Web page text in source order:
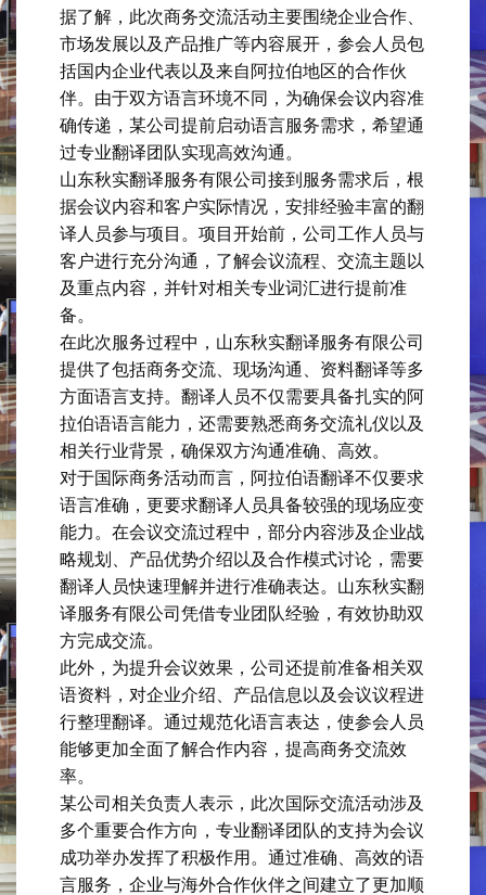
据了解，此次商务交流活动主要围绕企业合作、
市场发展以及产品推广等内容展开，参会人员包
括国内企业代表以及来自阿拉伯地区的合作伙
伴。由于双方语言环境不同，为确保会议内容准
确传递，某公司提前启动语言服务需求，希望通
过专业翻译团队实现高效沟通。
山东秋实翻译服务有限公司接到服务需求后，根
据会议内容和客户实际情况，安排经验丰富的翻
译人员参与项目。项目开始前，公司工作人员与
客户进行充分沟通，了解会议流程、交流主题以
及重点内容，并针对相关专业词汇进行提前准
备。
在此次服务过程中，山东秋实翻译服务有限公司
提供了包括商务交流、现场沟通、资料翻译等多
方面语言支持。翻译人员不仅需要具备扎实的阿
拉伯语语言能力，还需要熟悉商务交流礼仪以及
相关行业背景，确保双方沟通准确、高效。
对于国际商务活动而言，阿拉伯语翻译不仅要求
语言准确，更要求翻译人员具备较强的现场应变
能力。在会议交流过程中，部分内容涉及企业战
略规划、产品优势介绍以及合作模式讨论，需要
翻译人员快速理解并进行准确表达。山东秋实翻
译服务有限公司凭借专业团队经验，有效协助双
方完成交流。
此外，为提升会议效果，公司还提前准备相关双
语资料，对企业介绍、产品信息以及会议议程进
行整理翻译。通过规范化语言表达，使参会人员
能够更加全面了解合作内容，提高商务交流效
率。
某公司相关负责人表示，此次国际交流活动涉及
多个重要合作方向，专业翻译团队的支持为会议
成功举办发挥了积极作用。通过准确、高效的语
言服务，企业与海外合作伙伴之间建立了更加顺